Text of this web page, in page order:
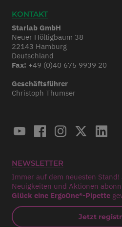
KONTAKT
Starlab GmbH
Neuer Höltigbaum 38
22143 Hamburg
Deutschland
Fax: +49 (0)40 675 9939 20
Geschäftsführer
Christoph Thumser
NEWSLETTER
Immer auf dem neuesten
Neuigkeiten und Aktionen
Glück eine ErgoOne®-Pipette
Jetzt